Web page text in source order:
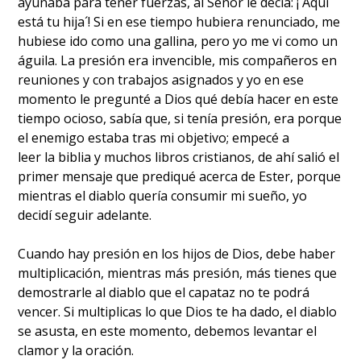
está tu hija´! Si en ese tiempo hubiera renunciado, me
hubiese ido como una gallina, pero yo me vi como un
águila. La presión era invencible, mis compañeros en
reuniones y con trabajos asignados y yo en ese
momento le pregunté a Dios qué debía hacer en este
tiempo ocioso, sabía que, si tenía presión, era porque
el enemigo estaba tras mi objetivo; empecé a
leer la biblia y muchos libros cristianos, de ahí salió el
primer mensaje que prediqué acerca de Ester, porque
mientras el diablo quería consumir mi sueño, yo
decidí seguir adelante.
Cuando hay presión en los hijos de Dios, debe haber
multiplicación, mientras más presión, más tienes que
demostrarle al diablo que el capataz no te podrá
vencer. Si multiplicas lo que Dios te ha dado, el diablo
se asusta, en este momento, debemos levantar el
clamor y la oración.